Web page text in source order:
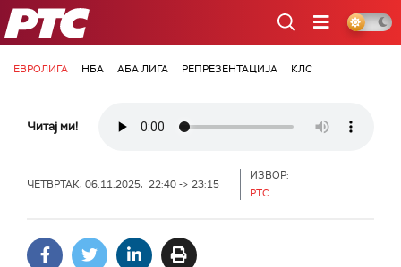
РТС
ЕВРОЛИГА НБА АБА ЛИГА РЕПРЕЗЕНТАЦИЈА КЛС
Читај ми!
ЧЕТВРТАК, 06.11.2025, 22:40 -> 23:15
ИЗВОР:
РТС